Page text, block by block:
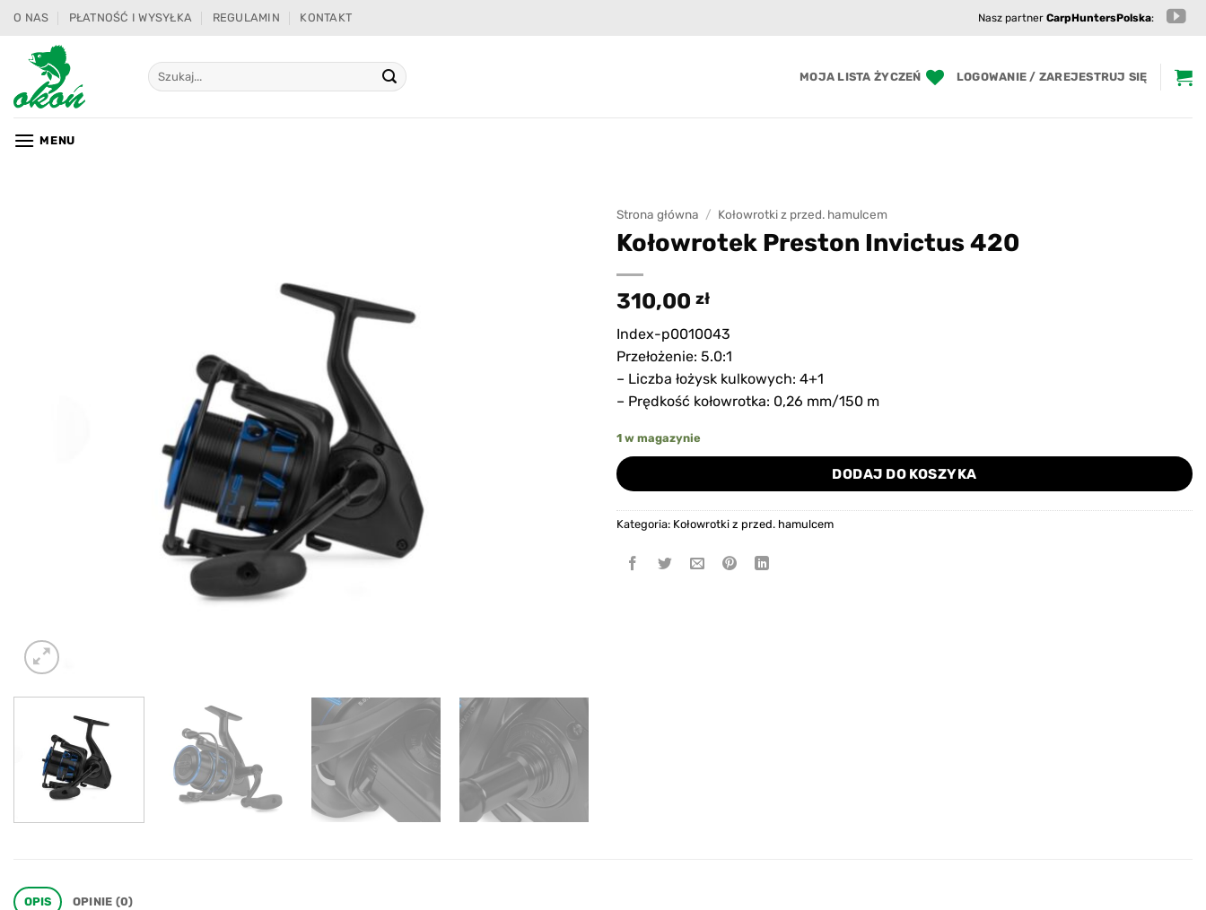
Przewiń
zawartości
O NAS PŁATNOŚĆ I WYSYŁKA REGULAMIN KONTAKT Nasz partner CarpHuntersPolska:
Szukaj:
MOJA LISTA ŻYCZEŃ LOGOWANIE / ZAREJESTRUJ SIĘ
MENU
Strona główna / Kołowrotki z przed. hamulcem
Kołowrotek Preston Invictus 420
310,00 zł
Index-p0010043
Przełożenie: 5.0:1
– Liczba łożysk kulkowych: 4+1
– Prędkość kołowrotka: 0,26 mm/150 m
1 w magazynie
DODAJ DO KOSZYKA
Kategoria: Kołowrotki z przed. hamulcem
OPIS OPINIE (0)